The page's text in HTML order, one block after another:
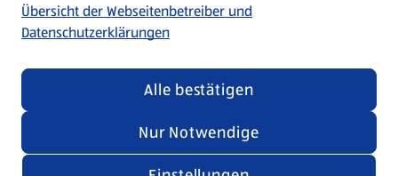
Datenschutz- und Richtlinienmenü
Cookie-Einstellungen
Impressum
Nutzungsbedingungen
Security Policy
Übersicht der Webseitenbetreiber und
Datenschutzerklärungen
Nur Notwendige
Alle bestätigen